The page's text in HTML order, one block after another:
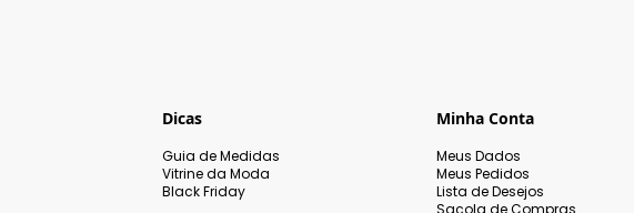
Dicas
Guia de Medidas
Vitrine da Moda
Black Friday
Minha Conta
Meus Dados
Meus Pedidos
Lista de Desejos
Sacola de Compras